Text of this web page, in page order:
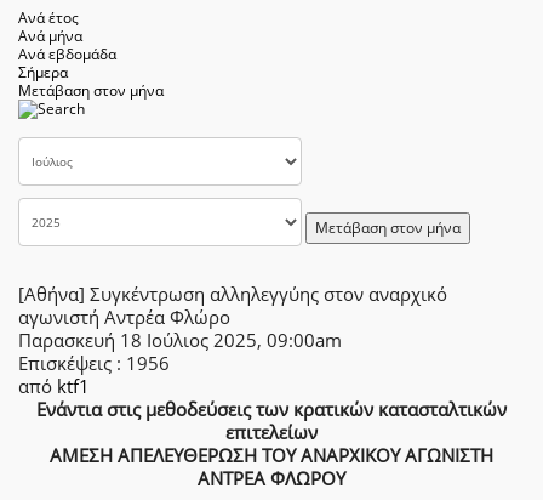
Ανά έτος
Ανά μήνα
Ανά εβδομάδα
Σήμερα
Μετάβαση στον μήνα
Μετάβαση στον μήνα
[Αθήνα] Συγκέντρωση αλληλεγγύης στον αναρχικό
αγωνιστή Αντρέα Φλώρο
Παρασκευή 18 Ιούλιος 2025, 09:00am
Επισκέψεις : 1956
από ktf1
Ενάντια στις μεθοδεύσεις των κρατικών κατασταλτικών
επιτελείων
ΑΜΕΣΗ ΑΠΕΛΕΥΘΕΡΩΣΗ ΤΟΥ ΑΝΑΡΧΙΚΟΥ ΑΓΩΝΙΣΤΗ
ΑΝΤΡΕΑ ΦΛΩΡΟΥ